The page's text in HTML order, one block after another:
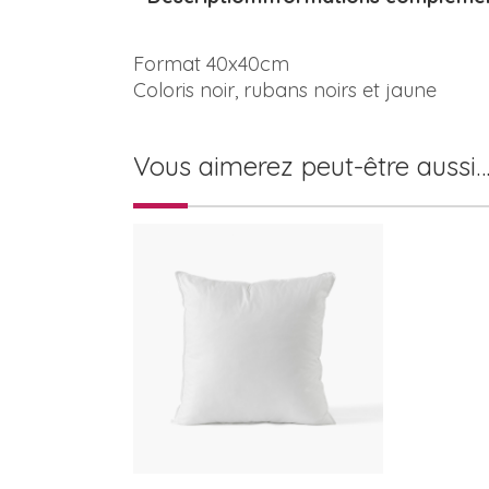
Format 40x40cm
Coloris noir, rubans noirs et jaune
Vous aimerez peut-être aussi…